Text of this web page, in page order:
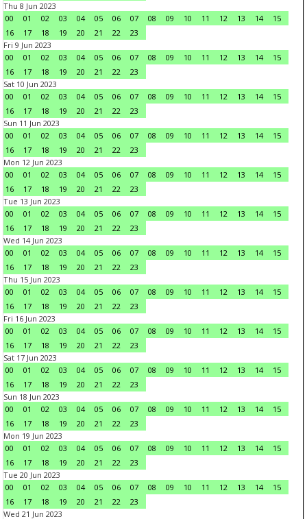
Thu 8 Jun 2023
00
01 02 03 04 05 06 07 08 09 10 11 12 13 14
15
16
17 18 19 20 21 22
23
Fri 9 Jun 2023
00
01 02 03 04 05 06 07 08 09 10 11 12 13 14
15
16
17 18 19 20 21 22
23
Sat 10 Jun 2023
00
01 02 03 04 05 06 07 08 09 10 11 12 13 14
15
16
17 18 19 20 21 22
23
Sun 11 Jun 2023
00
01 02 03 04 05 06 07 08 09 10 11 12 13 14
15
16
17 18 19 20 21 22
23
Mon 12 Jun 2023
00
01 02 03 04 05 06 07 08 09 10 11 12 13 14
15
16
17 18 19 20 21 22
23
Tue 13 Jun 2023
00
01 02 03 04 05 06 07 08 09 10 11 12 13 14
15
16
17 18 19 20 21 22
23
Wed 14 Jun 2023
00
01 02 03 04 05 06 07 08 09 10 11 12 13 14
15
16
17 18 19 20 21 22
23
Thu 15 Jun 2023
00
01 02 03 04 05 06 07 08 09 10 11 12 13 14
15
16
17 18 19 20 21 22
23
Fri 16 Jun 2023
00
01 02 03 04 05 06 07 08 09 10 11 12 13 14
15
16
17 18 19 20 21 22
23
Sat 17 Jun 2023
00
01 02 03 04 05 06 07 08 09 10 11 12 13 14
15
16
17 18 19 20 21 22
23
Sun 18 Jun 2023
00
01 02 03 04 05 06 07 08 09 10 11 12 13 14
15
16
17 18 19 20 21 22
23
Mon 19 Jun 2023
00
01 02 03 04 05 06 07 08 09 10 11 12 13 14
15
16
17 18 19 20 21 22
23
Tue 20 Jun 2023
00
01 02 03 04 05 06 07 08 09 10 11 12 13 14
15
16
17 18 19 20 21 22
23
Wed 21 Jun 2023